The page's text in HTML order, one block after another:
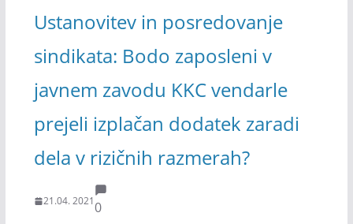
Ustanovitev in posredovanje
sindikata: Bodo zaposleni v
javnem zavodu KKC vendarle
prejeli izplačan dodatek zaradi
dela v rizičnih razmerah?
21.04. 20210